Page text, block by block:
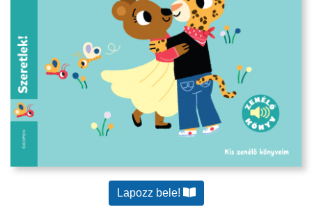
Lapozz bele!